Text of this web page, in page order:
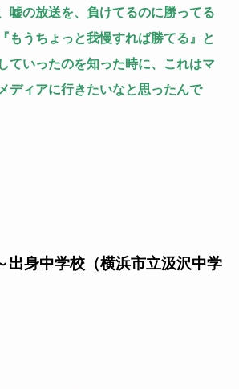
嘘の放送を、負けてるのに勝ってる
もうちょっと我慢すれば勝てる』と
ていったのを知った時に、これはマ
ディアに行きたいなと思ったんで
出身中学校（横浜市立汲沢中学